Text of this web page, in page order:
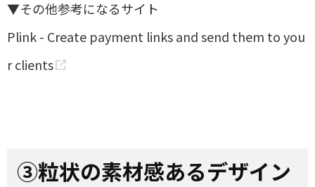
▼その他参考になるサイト
Plink - Create payment links and send them to you
r clients
③粒状の素材感あるデザイン